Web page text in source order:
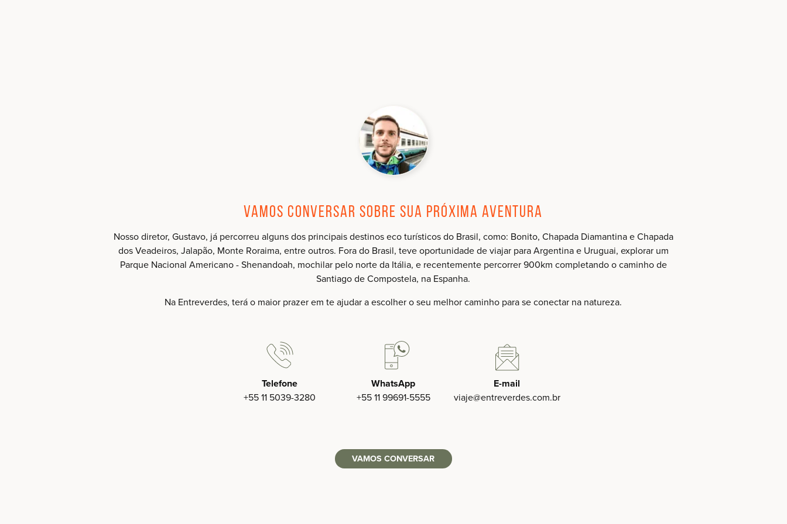
Vamos conversar sobre sua próxima aventura
Nosso diretor, Gustavo, já percorreu alguns dos principais destinos eco turísticos do Brasil, como: Bonito, Chapada Diamantina e Chapada
dos Veadeiros, Jalapão, Monte Roraima, entre outros. Fora do Brasil, teve oportunidade de viajar para Argentina e Uruguai, explorar um
Parque Nacional Americano - Shenandoah, mochilar pelo norte da Itália, e recentemente percorrer 900km completando o caminho de
Santiago de Compostela, na Espanha.
Na Entreverdes, terá o maior prazer em te ajudar a escolher o seu melhor caminho para se conectar na natureza.
Telefone
+55 11 5039-3280‬
WhatsApp
+55 11 99691-5555‬
E-mail
viaje@entreverdes.com.br
VAMOS CONVERSAR